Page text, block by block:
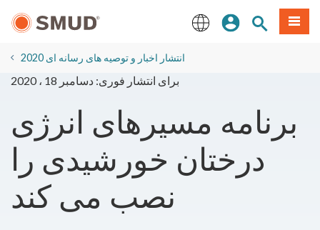
اصلی
ورودسایتمنو
2020 انتشار اخبار و توصیه های رسانه ای
برای انتشار فوری: دسامبر 18 ، 2020
برنامه مسیرهای انرژی
درختان خورشیدی را
نصب می کند